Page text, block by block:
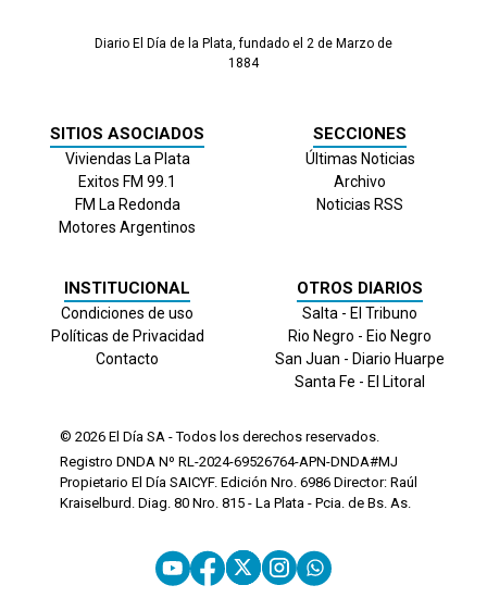
Diario El Día de la Plata, fundado el 2 de Marzo de
1884
SITIOS ASOCIADOS
Viviendas La Plata
Exitos FM 99.1
FM La Redonda
Motores Argentinos
SECCIONES
Últimas Noticias
Archivo
Noticias RSS
INSTITUCIONAL
Condiciones de uso
Políticas de Privacidad
Contacto
OTROS DIARIOS
Salta - El Tribuno
Rio Negro - Eio Negro
San Juan - Diario Huarpe
Santa Fe - El Litoral
© 2026 El Día SA - Todos los derechos reservados.
Registro DNDA Nº RL-2024-69526764-APN-DNDA#MJ
Propietario El Día SAICYF. Edición Nro. 6986 Director: Raúl
Kraiselburd. Diag. 80 Nro. 815 - La Plata - Pcia. de Bs. As.